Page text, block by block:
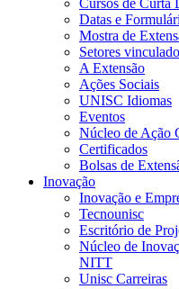
Datas e
Mostra de
Setores
A Extensão
Ações Sociais
UNISC Idiomas
Eventos
Núcleo de Ação
Certificados
Bolsas de
Inovação
Inovação e
Tecnounisc
Escritório de
Núcleo de
NITT
Unisc Carreiras